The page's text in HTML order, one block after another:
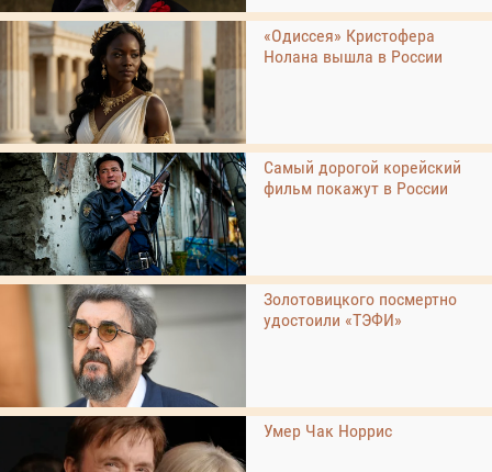
«Одиссея» Кристофера
Нолана вышла в России
Самый дорогой корейский
фильм покажут в России
Золотовицкого посмертно
удостоили «ТЭФИ»
Умер Чак Норрис